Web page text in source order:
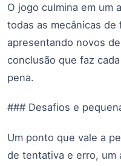
O jogo culmina em um
todas as mecânicas de
apresentando novos
conclusão que faz
pena.
### Desafios e
Um ponto que vale a
de tentativa e erro, um